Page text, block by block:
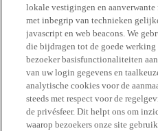
lokale vestigingen en
met inbegrip van technieken
javascript en web beacons. We
die bijdragen tot de goede
bezoeker basisfunctionaliteiten
van uw login gegevens en
analytische cookies voor de
steeds met respect voor de
de privésfeer. Dit helpt ons om
waarop bezoekers onze site